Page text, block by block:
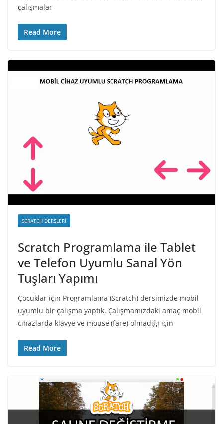
çalışmalar
Read More
SCRATCH DERSLERI
Scratch Programlama ile Tablet
ve Telefon Uyumlu Sanal Yön
Tuşları Yapımı
Çocuklar için Programlama (Scratch) dersimizde mobil
uyumlu bir çalışma yaptık. Çalışmamızdaki amaç mobil
cihazlarda klavye ve mouse (fare) olmadığı için
Read More